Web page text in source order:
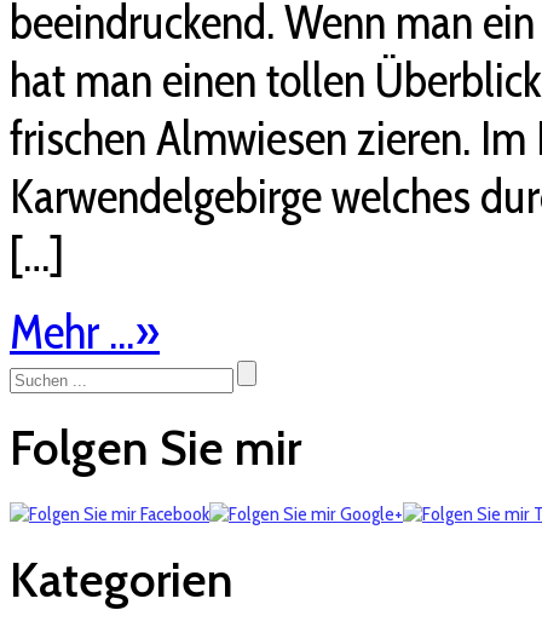
beeindruckend. Wenn man
hat man einen tollen
frischen Almwiesen zieren.
Karwendelgebirge welches
[…]
Mehr ...»
Folgen Sie mir
Kategorien